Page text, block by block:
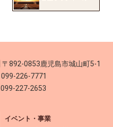
〒892-0853鹿児島市城山町5-1
099-226-7771
099-227-2653
イベント・事業